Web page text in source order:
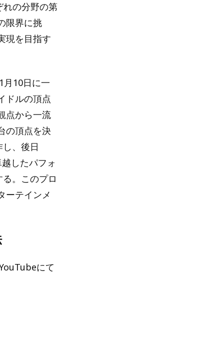
の分野の第
限界に挑
現を目指す
月10日に一
ドルの頂点
点から一流
の頂点を決
、後日
したパフォ
。このプロ
ーテインメ
にて